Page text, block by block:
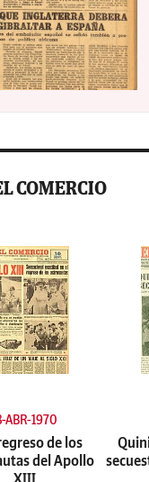
COMERCIO
ABR-1970
de los
del Apollo